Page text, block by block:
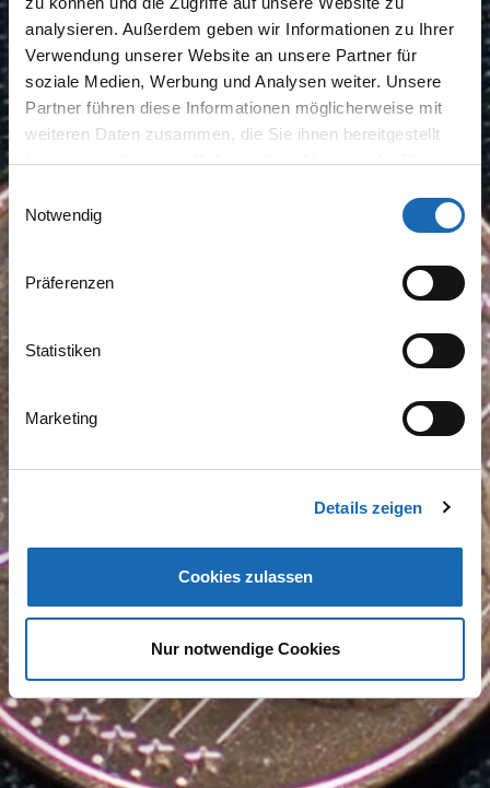
analysieren. Außerdem geben wir Informationen zu Ihrer
Verwendung unserer Website an unsere Partner für
soziale Medien, Werbung und Analysen weiter. Unsere
Partner führen diese Informationen möglicherweise mit
weiteren Daten zusammen, die Sie ihnen bereitgestellt
haben oder die sie im Rahmen Ihrer Nutzung der Dienste
Einwilligungsauswahl
Notwendig
Präferenzen
Statistiken
Marketing
Details zeigen
Cookies zulassen
Nur notwendige Cookies